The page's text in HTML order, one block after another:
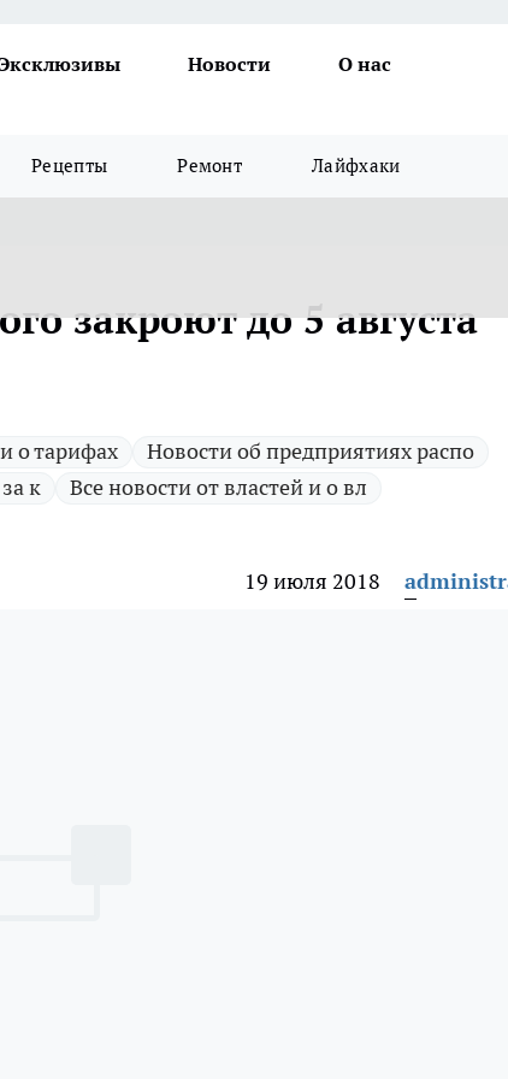
Новости
О нас
Рецепты Ремонт Лайфхаки
закроют до 5 августа
о тарифах
Новости об предприятиях распо
к Все новости от властей и о вл
19 июля 2018